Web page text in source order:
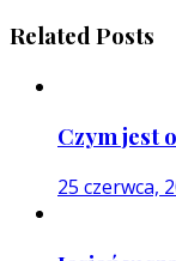
Related Posts
Czym jest
25 czerwca,